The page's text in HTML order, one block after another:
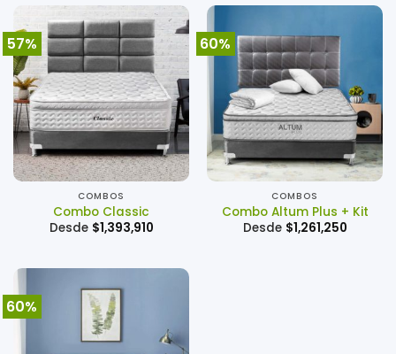
57%
COMBOS
Combo Classic
Desde $1,393,910
60%
COMBOS
Combo Altum Plus + Kit
Desde $1,261,250
60%